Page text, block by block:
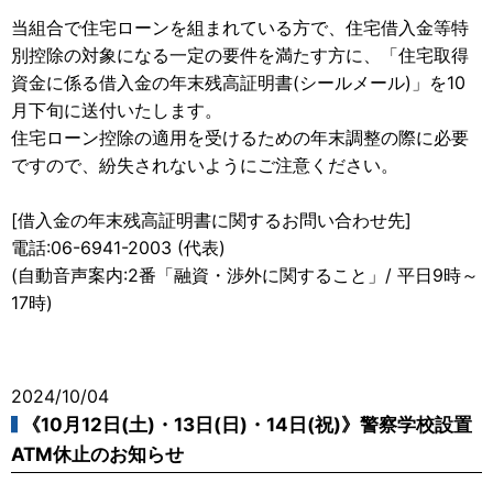
当組合で住宅ローンを組まれている方で、住宅借入金等特
別控除の対象になる一定の要件を満たす方に、「住宅取得
資金に係る借入金の年末残高証明書(シールメール)」を10
月下旬に送付いたします。
住宅ローン控除の適用を受けるための年末調整の際に必要
ですので、紛失されないようにご注意ください。
[借入金の年末残高証明書に関するお問い合わせ先]
電話:06-6941-2003 (代表)
(自動音声案内:2番「融資・渉外に関すること」/ 平日9時～
17時)
2024/10/04
《10月12日(土)・13日(日)・14日(祝)》警察学校設置
ATM休止のお知らせ